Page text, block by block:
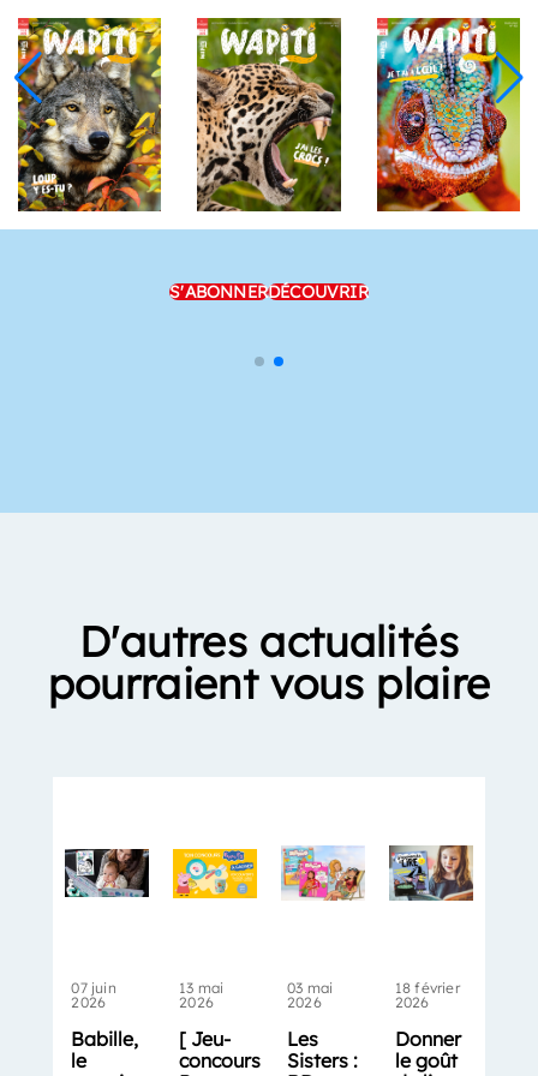
S'ABONNERDÉCOUVRIR
D'autres actualités
pourraient vous plaire
07 juin
2026
Babille,
le
13 mai
2026
[ Jeu-
concours
03 mai
2026
Les
Sisters :
18 février
2026
Donner
le goût